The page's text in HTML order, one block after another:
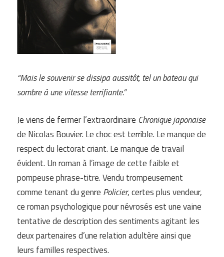
“Mais le souvenir se dissipa aussitôt, tel un bateau qui
sombre à une vitesse terrifiante.”
Je viens de fermer l’extraordinaire Chronique japonaise
de Nicolas Bouvier. Le choc est terrible. Le manque de
respect du lectorat criant. Le manque de travail
évident. Un roman à l’image de cette faible et
pompeuse phrase-titre. Vendu trompeusement
comme tenant du genre Policier, certes plus vendeur,
ce roman psychologique pour névrosés est une vaine
tentative de description des sentiments agitant les
deux partenaires d’une relation adultère ainsi que
leurs familles respectives.